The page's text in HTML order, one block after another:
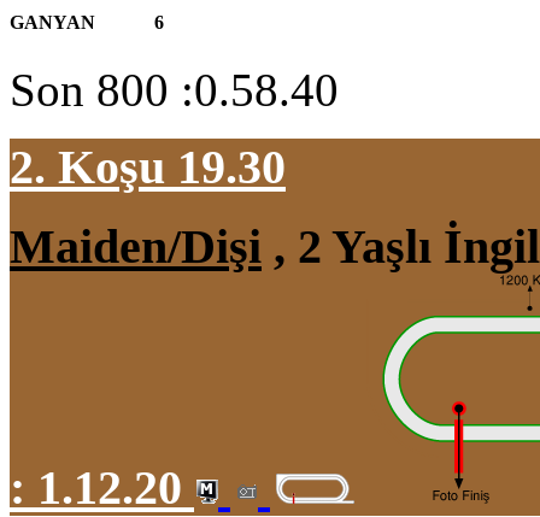
GANYAN 6
Son 800 :0.58.40
2. Koşu 19.30
Maiden/Dişi , 2 Yaşlı
: 1.12.20